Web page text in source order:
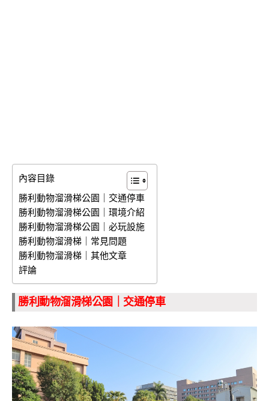
內容目錄
勝利動物溜滑梯公園｜交通停車
勝利動物溜滑梯公園｜環境介紹
勝利動物溜滑梯公園｜必玩設施
勝利動物溜滑梯｜常見問題
勝利動物溜滑梯｜其他文章
評論
勝利動物溜滑梯公園｜交通停車